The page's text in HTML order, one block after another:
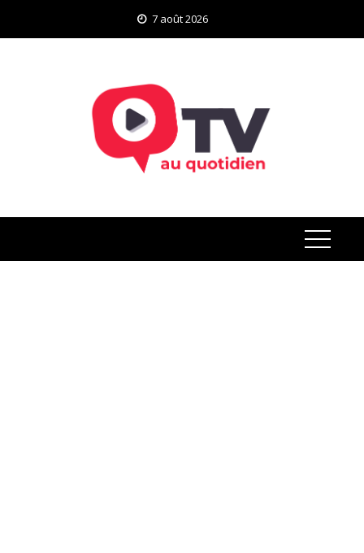
7 août 2026